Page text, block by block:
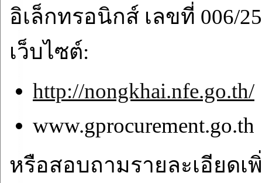
อิเล็กทรอนิกส์ เลขที่ 006/
เว็บไซต์:
http://nongkhai.nfe.go.th/
www.gprocurement.go.th
หรือสอบถามรายละเอียดเ